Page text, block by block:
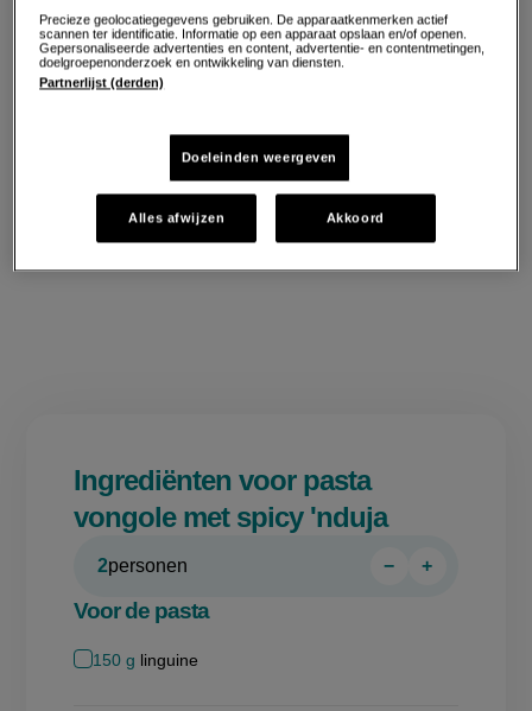
Ingrediënten voor pasta
vongole met spicy 'nduja
2personen
Persoon
−
Persoon
+
Voor de pasta
150 g linguine
Precieze geolocatiegegevens gebruiken. De apparaatkenmerken actief
scannen ter identificatie. Informatie op een apparaat opslaan en/of openen.
Gepersonaliseerde advertenties en content, advertentie- en contentmetingen,
doelgroepenonderzoek en ontwikkeling van diensten.
Partnerlijst (derden)
Doeleinden weergeven
Alles afwijzen Akkoord